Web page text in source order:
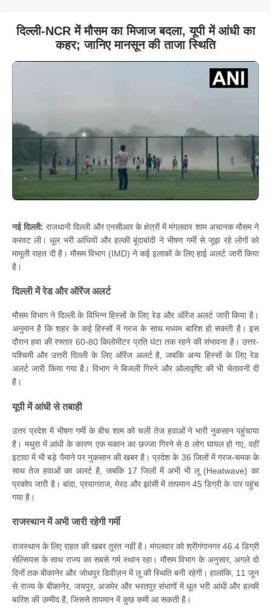
दिल्ली-NCR में मौसम का मिजाज बदला, यूपी में आंधी का
कहर; जानिए मानसून की ताजा स्थिति
नई दिल्ली: राजधानी दिल्ली और एनसीआर के क्षेत्रों में मंगलवार शाम अचानक मौसम ने
करवट ली। धूल भरी आंधियों और हल्की बूंदाबांदी ने भीषण गर्मी से जूझ रहे लोगों को
मामूली राहत दी है। मौसम विभाग (IMD) ने कई इलाकों के लिए हाई अलर्ट जारी किया
है।
दिल्ली में रेड और ऑरेंज अलर्ट
मौसम विभाग ने दिल्ली के विभिन्न हिस्सों के लिए रेड और ऑरेंज अलर्ट जारी किया है।
अनुमान है कि शहर के कई हिस्सों में गरज के साथ मध्यम बारिश हो सकती है। इस
दौरान हवा की रफ्तार 60-80 किलोमीटर प्रति घंटा तक रहने की संभावना है। उत्तर-
पश्चिमी और उत्तरी दिल्ली के लिए ऑरेंज अलर्ट है, जबकि अन्य हिस्सों के लिए रेड
अलर्ट जारी किया गया है। विभाग ने बिजली गिरने और ओलावृष्टि की भी चेतावनी दी
है।
यूपी में आंधी से तबाही
उत्तर प्रदेश में भीषण गर्मी के बीच शाम को चली तेज हवाओं ने भारी नुकसान पहुंचाया
है। मथुरा में आंधी के कारण एक मकान का छज्जा गिरने से 8 लोग घायल हो गए, वहीं
इटावा में भी बड़े पैमाने पर नुकसान की खबर है। प्रदेश के 36 जिलों में गरज-चमक के
साथ तेज हवाओं का अलर्ट है, जबकि 17 जिलों में अभी भी लू (Heatwave) का
प्रकोप जारी है। बांदा, प्रयागराज, मेरठ और झांसी में तापमान 45 डिग्री के पार पहुंच
गया है।
राजस्थान में अभी जारी रहेगी गर्मी
राजस्थान के लिए राहत की खबर तुरंत नहीं है। मंगलवार को श्रीगंगानगर 46.4 डिग्री
सेल्सियस के साथ राज्य का सबसे गर्म स्थान रहा। मौसम विभाग के अनुसार, अगले दो
दिनों तक बीकानेर और जोधपुर डिवीज़न में लू की स्थिति बनी रहेगी। हालांकि, 11 जून
से राज्य के बीकानेर, जयपुर, अजमेर और भरतपुर संभागों में धूल भरी आंधी और हल्की
बारिश की उम्मीद है, जिससे तापमान में कुछ कमी आ सकती है।